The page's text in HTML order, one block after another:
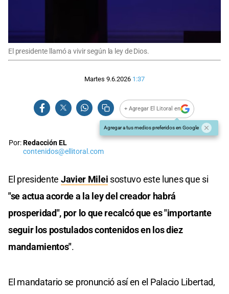
El presidente llamó a vivir según la ley de Dios.
Martes 9.6.2026 1:37
+ Agregar El Litoral en
Agregar a tus medios preferidos en Google
Por:Redacción EL
contenidos@ellitoral.com
El presidente Javier Milei sostuvo este lunes que si
"se actua acorde a la ley del creador habrá
prosperidad", por lo que recalcó que es "importante
seguir los postulados contenidos en los diez
mandamientos".
El mandatario se pronunció así en el Palacio Libertad,